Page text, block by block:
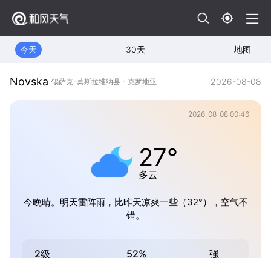
今天 30天 地图
Novska 锡萨克-莫斯拉维纳县 - 克罗地亚 2026-08-08
2026-08-08 00:46
27°
多云
今晚晴。明天雷阵雨，比昨天凉爽一些（32°），空气不
错。
2级 52% 强